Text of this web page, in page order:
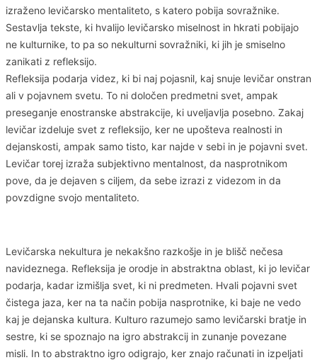
izraženo levičarsko mentaliteto, s katero pobija sovražnike.
Sestavlja tekste, ki hvalijo levičarsko miselnost in hkrati pobijajo
ne kulturnike, to pa so nekulturni sovražniki, ki jih je smiselno
zanikati z refleksijo.
Refleksija podarja videz, ki bi naj pojasnil, kaj snuje levičar onstran
ali v pojavnem svetu. To ni določen predmetni svet, ampak
preseganje enostranske abstrakcije, ki uveljavlja posebno. Zakaj
levičar izdeluje svet z refleksijo, ker ne upošteva realnosti in
dejanskosti, ampak samo tisto, kar najde v sebi in je pojavni svet.
Levičar torej izraža subjektivno mentalnost, da nasprotnikom
pove, da je dejaven s ciljem, da sebe izrazi z videzom in da
povzdigne svojo mentaliteto.
Levičarska nekultura je nekakšno razkošje in je blišč nečesa
navideznega. Refleksija je orodje in abstraktna oblast, ki jo levičar
podarja, kadar izmišlja svet, ki ni predmeten. Hvali pojavni svet
čistega jaza, ker na ta način pobija nasprotnike, ki baje ne vedo
kaj je dejanska kultura. Kulturo razumejo samo levičarski bratje in
sestre, ki se spoznajo na igro abstrakcij in zunanje povezane
misli. In to abstraktno igro odigrajo, ker znajo računati in izpeljati